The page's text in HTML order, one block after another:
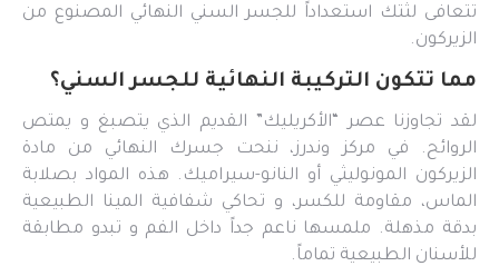
تتعافى لثتك استعداداً للجسر السني النهائي المصنوع من
الزيركون.
مما تتكون التركيبة النهائية للجسر السني؟
لقد تجاوزنا عصر “الأكريليك” القديم الذي يتصبغ و يمتص
الروائح. في مركز وندرز، ننحت جسرك النهائي من مادة
الزيركون المونوليثي أو النانو-سيراميك. هذه المواد بصلابة
الماس، مقاومة للكسر، و تحاكي شفافية المينا الطبيعية
بدقة مذهلة. ملمسها ناعم جداً داخل الفم و تبدو مطابقة
للأسنان الطبيعية تماماً.